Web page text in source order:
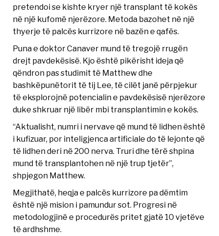
pretendoi se kishte kryer një transplant të kokës
në një kufomë njerëzore. Metoda bazohet në një
thyerje të palcës kurrizore në bazën e qafës.
Puna e doktor Canaver mund të tregojë rrugën
drejt pavdekësisë. Kjo është pikërisht ideja që
qëndron pas studimit të Matthew dhe
bashkëpunëtorit të tij Lee, të cilët janë përpjekur
të eksplorojnë potencialin e pavdekësisë njerëzore
duke shkruar një libër mbi transplantimin e kokës.
“Aktualisht, numri i nervave që mund të lidhen është
i kufizuar, por inteligjenca artificiale do të lejonte që
të lidhen deri në 200 nerva. Truri dhe tërë shpina
mund të transplantohen në një trup tjetër”,
shpjegon Matthew.
Megjithatë, heqja e palcës kurrizore pa dëmtim
është një mision i pamundur sot. Progresi në
metodologjinë e procedurës pritet gjatë 10 vjetëve
të ardhshme.